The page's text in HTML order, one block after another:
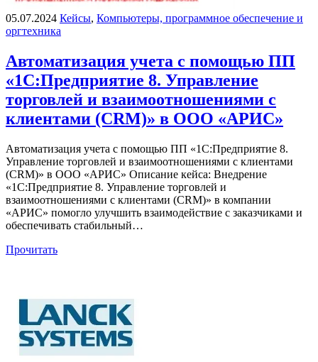
05.07.2024 Кейсы, Компьютеры, программное обеспечение и
оргтехника
Автоматизация учета с помощью ПП
«1С:Предприятие 8. Управление
торговлей и взаимоотношениями с
клиентами (CRM)» в ООО «АРИС»
Автоматизация учета с помощью ПП «1С:Предприятие 8.
Управление торговлей и взаимоотношениями с клиентами
(CRM)» в ООО «АРИС» Описание кейса: Внедрение
«1С:Предприятие 8. Управление торговлей и
взаимоотношениями с клиентами (CRM)» в компании
«АРИС» помогло улучшить взаимодействие с заказчиками и
обеспечивать стабильный…
Прочитать